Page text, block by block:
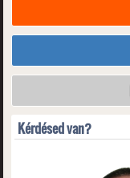
Kérdésed van?